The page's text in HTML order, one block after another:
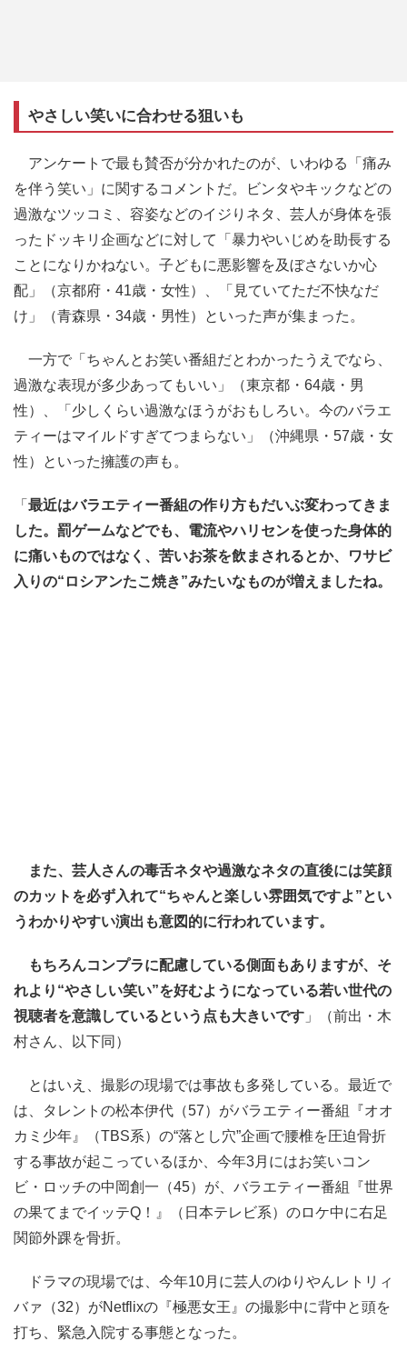
やさしい笑いに合わせる狙いも
アンケートで最も賛否が分かれたのが、いわゆる「痛み
を伴う笑い」に関するコメントだ。ビンタやキックなどの
過激なツッコミ、容姿などのイジりネタ、芸人が身体を張
ったドッキリ企画などに対して「暴力やいじめを助長する
ことになりかねない。子どもに悪影響を及ぼさないか心
配」（京都府・41歳・女性）、「見ていてただ不快なだ
け」（青森県・34歳・男性）といった声が集まった。
一方で「ちゃんとお笑い番組だとわかったうえでなら、
過激な表現が多少あってもいい」（東京都・64歳・男
性）、「少しくらい過激なほうがおもしろい。今のバラエ
ティーはマイルドすぎてつまらない」（沖縄県・57歳・女
性）といった擁護の声も。
「 最近はバラエティー番組の作り方もだいぶ変わってきま
した。罰ゲームなどでも、電流やハリセンを使った身体的
に痛いものではなく、苦いお茶を飲まされるとか、ワサビ
入りの“ロシアンたこ焼き”みたいなものが増えましたね。
また、芸人さんの毒舌ネタや過激なネタの直後には笑顔
のカットを必ず入れて“ちゃんと楽しい雰囲気ですよ”とい
うわかりやすい演出も意図的に行われています。
もちろんコンプラに配慮している側面もありますが、そ
れより“やさしい笑い”を好むようになっている若い世代の
視聴者を意識しているという点も大きいです 」（前出・木
村さん、以下同）
とはいえ、撮影の現場では事故も多発している。最近で
は、タレントの松本伊代（57）がバラエティー番組『オオ
カミ少年』（TBS系）の“落とし穴”企画で腰椎を圧迫骨折
する事故が起こっているほか、今年3月にはお笑いコン
ビ・ロッチの中岡創一（45）が、バラエティー番組『世界
の果てまでイッテQ！』（日本テレビ系）のロケ中に右足
関節外踝を骨折。
ドラマの現場では、今年10月に芸人のゆりやんレトリィ
バァ（32）がNetflixの『極悪女王』の撮影中に背中と頭を
打ち、緊急入院する事態となった。